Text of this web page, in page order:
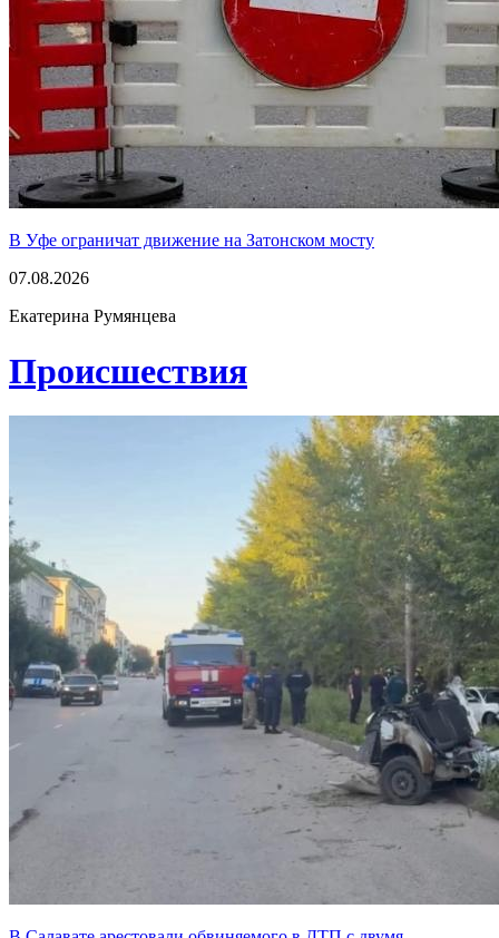
В Уфе ограничат движение на Затонском мосту
07.08.2026
Екатерина Румянцева
Проиcшествия